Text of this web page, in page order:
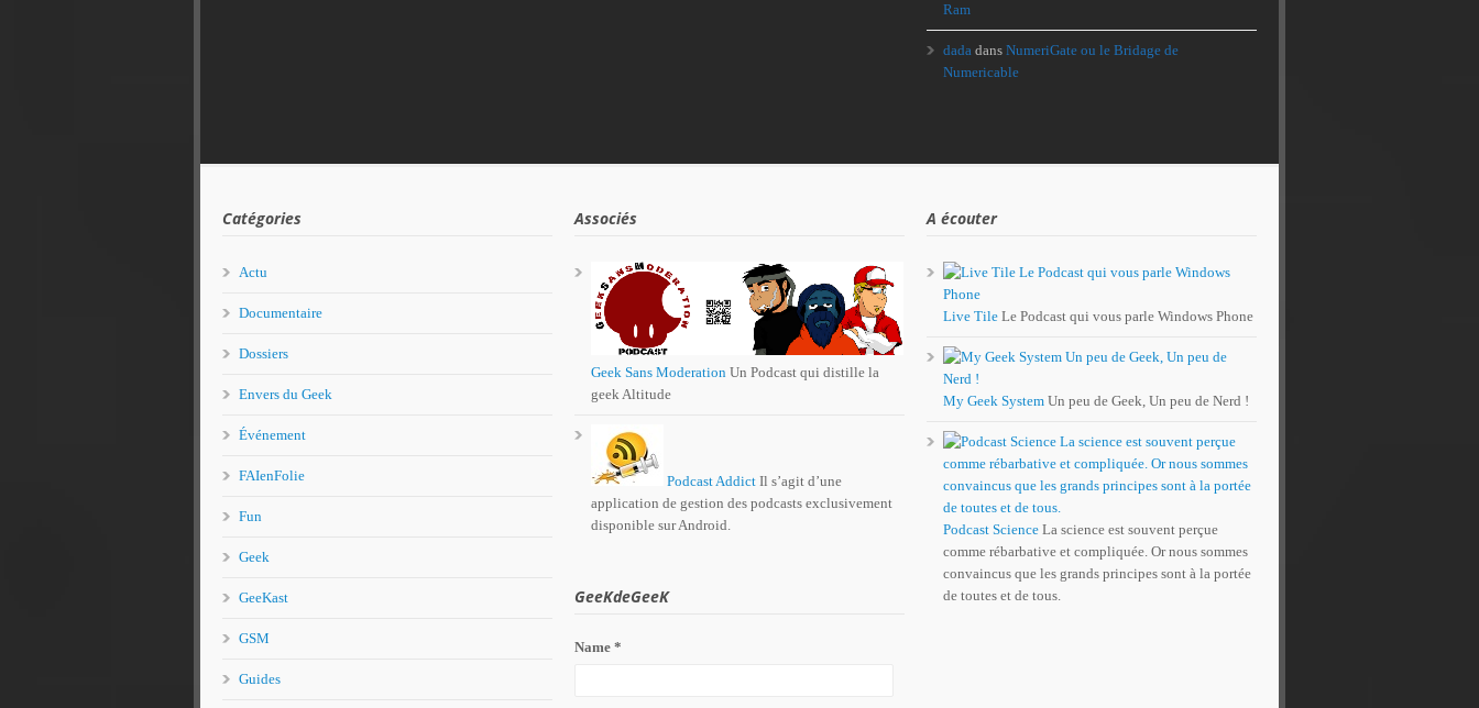
Ram
dada dans NumeriGate ou le Bridage de
Numericable
Catégories
Actu
Documentaire
Dossiers
Envers du Geek
Événement
FAIenFolie
Fun
Geek
GeeKast
GSM
Guides
Associés
Geek Sans ModerationUn Podcast qui distille la
geek Altitude
Podcast AddictIl s’agit d’une
application de gestion des podcasts exclusivement
disponible sur Android.
GeeKdeGeeK
Name *
A écouter
Live TileLe Podcast qui vous parle Windows Phone
My Geek SystemUn peu de Geek, Un peu de Nerd !
Podcast ScienceLa science est souvent perçue
comme rébarbative et compliquée. Or nous sommes
convaincus que les grands principes sont à la portée
de toutes et de tous.